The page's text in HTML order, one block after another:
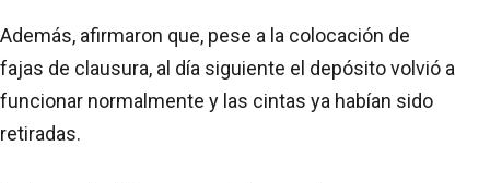
Además, afirmaron que, pese a la colocación de
fajas de clausura, al día siguiente el depósito volvió a
funcionar normalmente y las cintas ya habían sido
retiradas.